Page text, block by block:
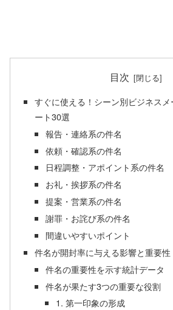
目次
すぐに使える！シーン別ビジネス
ート30選
報告・連絡系の件名
依頼・確認系の件名
日程調整・アポイント系の件名
お礼・挨拶系の件名
提案・営業系の件名
謝罪・お詫び系の件名
間違いやすいポイント
件名が開封率に与える影響と重要性
件名の重要性を示す統計データ
件名が果たす3つの重要な役割
1. 第一印象の形成